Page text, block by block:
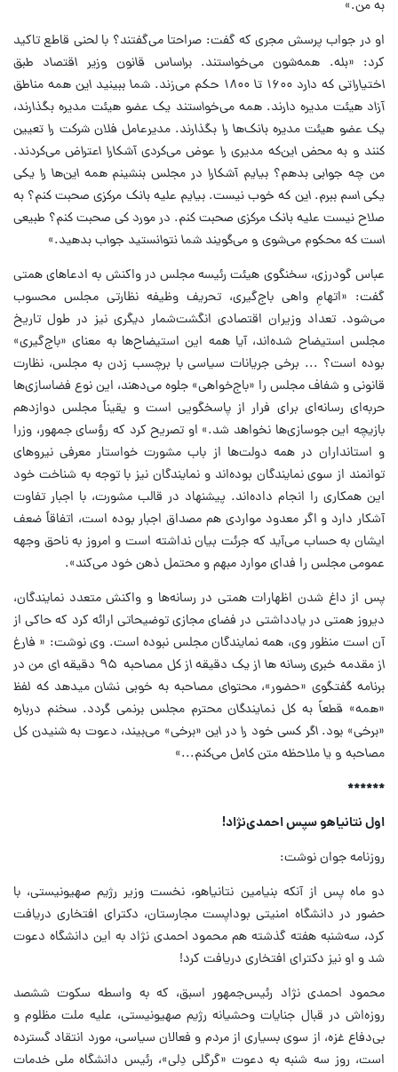
به من.»
او در جواب پرسش مجری که گفت: صراحتا می‌گفتند؟ با لحنی قاطع تاکید
کرد: «بله. همه‌شون می‌خواستند. براساس قانون وزیر اقتصاد طبق
اختیاراتی که دارد ۱۶۰۰ تا ۱۸۰۰ حکم می‌زند. شما ببینید این همه مناطق
آزاد هیئت مدیره دارند. همه می‌خواستند یک عضو هیئت مدیره بگذارند،
یک عضو هیئت مدیره بانک‌ها را بگذارند. مدیرعامل فلان شرکت را تعیین
کنند و به محض این‌که مدیری را عوض می‌کردی آشکارا اعتراض می‌کردند.
من چه جوابی بدهم؟ بیایم آشکارا در مجلس بنشینم همه‌ این‌ها را یکی
یکی اسم ببرم. این که خوب نیست. بیایم علیه بانک مرکزی صحبت کنم؟ به
صلاح نیست علیه بانک مرکزی صحبت کنم. در مورد کی صحبت کنم؟ طبیعی
است که محکوم می‌شوی و می‌گویند شما نتوانستید جواب بدهید.»
عباس گودرزی، سخنگوی هیئت رئیسه مجلس در واکنش به ادعاهای همتی
گفت: «اتهامِ واهی باج‌گیری، تحریف وظیفه نظارتی مجلس محسوب
می‌شود. تعداد وزیران اقتصادی انگشت‌شمار دیگری نیز در طول تاریخ
مجلس استیضاح شده‌اند، آیا همه این استیضاح‌ها به معنای «باج‌گیری»
بوده است؟ ... برخی جریانات سیاسی با برچسب زدن به مجلس، نظارت
قانونی و شفاف مجلس را «باج‌خواهی» جلوه می‌دهند، این نوع فضاسازی‌ها
حربه‌ای رسانه‌ای برای فرار از پاسخگویی است و یقیناً مجلس دوازدهم
بازیچه این جوسازی‌ها نخواهد شد.» او تصریح کرد که رؤسای جمهور، وزرا
و استانداران در همه دولت‌ها از باب مشورت خواستار معرفی نیروهای
توانمند از سوی نمایندگان بوده‌اند و نمایندگان نیز با توجه به شناخت خود
این همکاری را انجام داده‌اند. پیشنهاد در قالب مشورت، با اجبار تفاوت
آشکار دارد و اگر معدود مواردی هم مصداق اجبار بوده است، اتفاقاً ضعف
ایشان به حساب می‌آید که جرئت بیان نداشته است و امروز به ناحق وجهه
عمومی مجلس را فدای موارد مبهم و محتمل ذهن خود می‌کند».
پس از داغ شدن اظهارات همتی در رسانه‌ها و واکنش متعدد نمایندگان،
دیروز همتی در یادداشتی در فضای مجازی توضیحاتی ارائه کرد که حاکی از
آن است منظور وی، همه نمایندگان مجلس نبوده است. وی نوشت: « فارغ
از مقدمه خبری رسانه ها از یک دقیقه از کل مصاحبه ۹۵ دقیقه ای من در
برنامه گفت‎گوی «حضور»، محتوای مصاحبه به خوبی نشان می‎دهد که لفظ
«همه» قطعاً به کل نمایندگان محترم مجلس برنمی گردد. سخنم درباره
«برخی» بود. اگر کسی خود را در این «برخی» می‌بیند، دعوت به شنیدن کل
مصاحبه و یا ملاحظه متن کامل می‌کنم...»
******
اول نتانیاهو سپس احمدی‌نژاد!
روزنامه جوان نوشت:
دو ماه پس از آنکه بنیامین نتانیاهو، نخست وزیر رژیم صهیونیستی، با
حضور در دانشگاه امنیتی بوداپست مجارستان، دکترای افتخاری دریافت
کرد، سه‌شنبه هفته گذشته هم محمود احمدی نژاد به این دانشگاه دعوت
شد و او نیز دکترای افتخاری دریافت کرد!
محمود احمدی نژاد رئیس‌جمهور اسبق، که به واسطه سکوت ششصد
روزه‌اش در قبال جنایات وحشیانه رژیم صهیونیستی، علیه ملت مظلوم و
بی‌دفاع غزه، از سوی بسیاری از مردم و فعالان سیاسی، مورد انتقاد گسترده
است، روز سه شنبه به دعوت «گرگلی دِلی»، رئیس دانشگاه ملی خدمات